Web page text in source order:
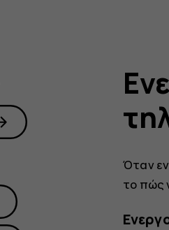
Όταν
το πώς